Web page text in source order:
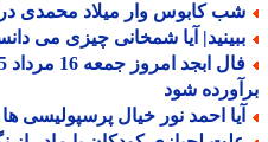
کابوس وار میلاد محمدی در
آیا شمخانی چیزی می
شود
احمد نور خیال پرسپولیسی ها